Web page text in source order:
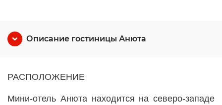
Описание гостиницы Анюта
РАСПОЛОЖЕНИЕ
Мини-отель Анюта находится на северо-западе